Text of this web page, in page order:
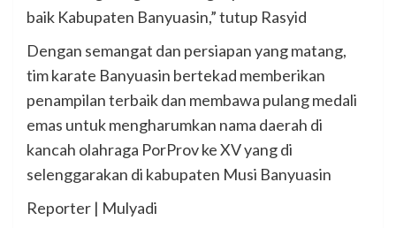
baik Kabupaten Banyuasin,” tutup Rasyid
Dengan semangat dan persiapan yang matang,
tim karate Banyuasin bertekad memberikan
penampilan terbaik dan membawa pulang medali
emas untuk mengharumkan nama daerah di
kancah olahraga PorProv ke XV yang di
selenggarakan di kabupaten Musi Banyuasin
Reporter | Mulyadi